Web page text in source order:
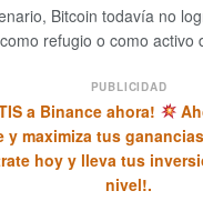
Bitcoin todavía no
refugio o como activo
PUBLICIDAD
a Binance ahora!
y maximiza tus
hoy y lleva tus
nivel!.